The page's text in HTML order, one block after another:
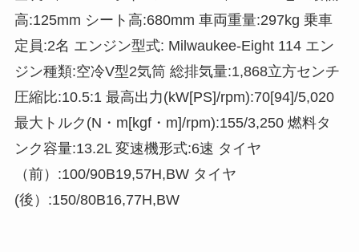
高:125mm シート高:680mm 車両重量:297kg 乗車
定員:2名 エンジン型式: Milwaukee-Eight 114 エン
ジン種類:空冷V型2気筒 総排気量:1,868立方センチ
圧縮比:10.5:1 最高出力(kW[PS]/rpm):70[94]/5,020
最大トルク(N・m[kgf・m]/rpm):155/3,250 燃料タ
ンク容量:13.2L 変速機形式:6速 タイヤ
（前）:100/90B19,57H,BW タイヤ
(後）:150/80B16,77H,BW